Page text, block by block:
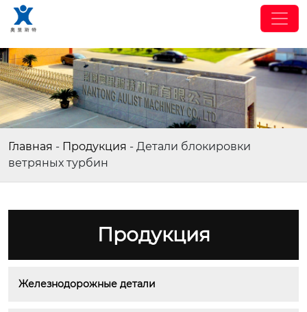
Главная - Продукция - Детали блокировки
ветряных турбин
Продукция
Железнодорожные детали